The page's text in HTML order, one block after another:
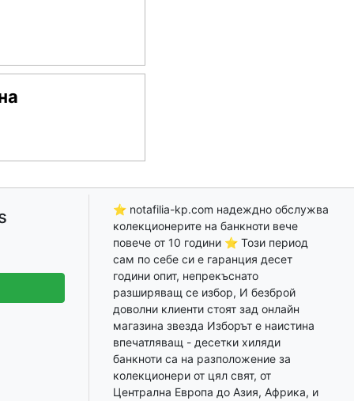
⭐ notafilia-kp.com надеждно обслужва
колекционерите на банкноти вече
повече от 10 години ⭐ Този период
сам по себе си е гаранция десет
години опит, непрекъснато
разширяващ се избор, И безброй
доволни клиенти стоят зад онлайн
магазина звезда Изборът е наистина
впечатляващ - десетки хиляди
банкноти са на разположение за
колекционери от цял свят, от
Централна Европа до Азия, Африка, и